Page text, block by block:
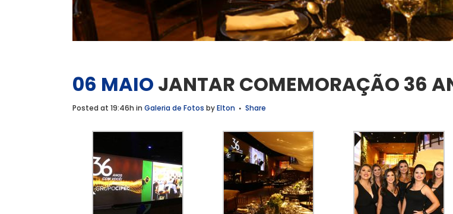
06 MAIO JANTAR COMEMORAÇÃO 36
Posted at 19:46h in Galeria de Fotos byElton Share